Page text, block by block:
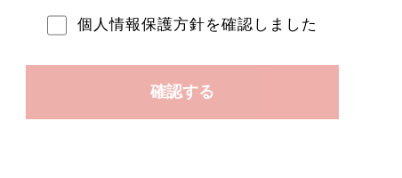
個人情報保護方針を確認しました